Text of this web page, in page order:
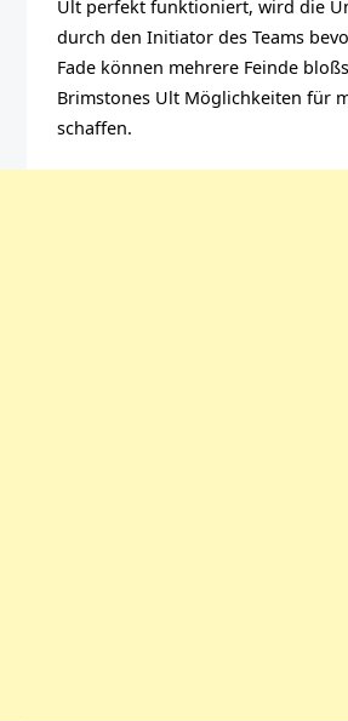
Ult perfekt funktioniert, wird die
durch den Initiator des Teams
Fade können mehrere Feinde
Brimstones Ult Möglichkeiten für
schaffen.